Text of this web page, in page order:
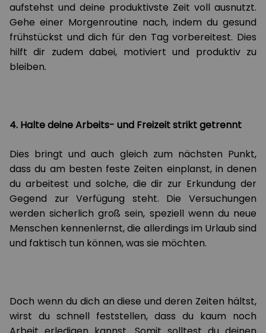
aufstehst und deine produktivste Zeit voll ausnutzt.
Gehe einer Morgenroutine nach, indem du gesund
frühstückst und dich für den Tag vorbereitest. Dies
hilft dir zudem dabei, motiviert und produktiv zu
bleiben.
4. Halte deine Arbeits- und Freizeit strikt getrennt
Dies bringt und auch gleich zum nächsten Punkt,
dass du am besten feste Zeiten einplanst, in denen
du arbeitest und solche, die dir zur Erkundung der
Gegend zur Verfügung steht. Die Versuchungen
werden sicherlich groß sein, speziell wenn du neue
Menschen kennenlernst, die allerdings im Urlaub sind
und faktisch tun können, was sie möchten.
Doch wenn du dich an diese und deren Zeiten hältst,
wirst du schnell feststellen, dass du kaum noch